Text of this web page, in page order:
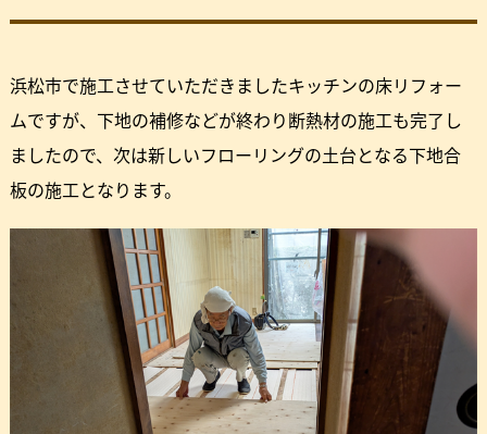
浜松市で施工させていただきましたキッチンの床リフォー
ムですが、下地の補修などが終わり断熱材の施工も完了し
ましたので、次は新しいフローリングの土台となる下地合
板の施工となります。